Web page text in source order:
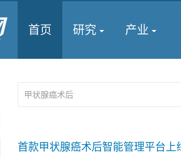
首页 研究 产业
首款甲状腺癌术后智能管理平台上